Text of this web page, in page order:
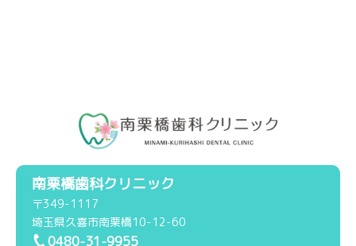
南栗橋歯科クリニック
〒349-1117
埼玉県久喜市南栗橋10-12-60
0480-31-9955